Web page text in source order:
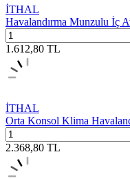
İTHAL
Havalandırma Munzulu İç
1.612,80 TL
İTHAL
Orta Konsol Klima
2.368,80 TL